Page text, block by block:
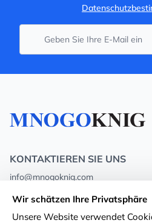
KONTAKTIEREN SIE UNS
info@mnogoknig.com
Rīga, Augusta Deglava 69d, LV-1082
Wir schätzen Ihre Privatsphäre
Unsere Website verwendet